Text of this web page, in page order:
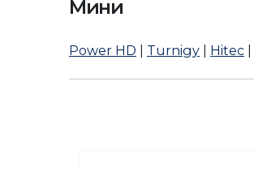
Мини
Power HD Turnigy Hitec